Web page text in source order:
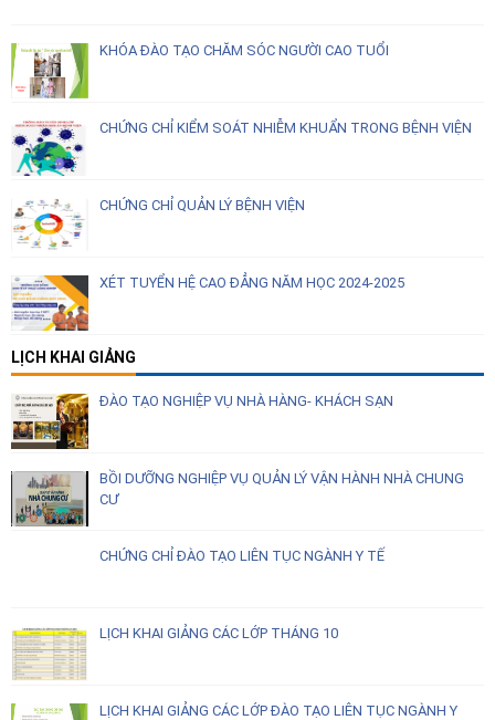
KHÓA ĐÀO TẠO CHĂM SÓC NGƯỜI CAO TUỔI
CHỨNG CHỈ KIỂM SOÁT NHIỄM KHUẨN TRONG BỆNH VIỆN
CHỨNG CHỈ QUẢN LÝ BỆNH VIỆN
XÉT TUYỂN HỆ CAO ĐẲNG NĂM HỌC 2024-2025
LỊCH KHAI GIẢNG
ĐÀO TẠO NGHIỆP VỤ NHÀ HÀNG- KHÁCH SẠN
BỒI DƯỠNG NGHIỆP VỤ QUẢN LÝ VẬN HÀNH NHÀ CHUNG
CƯ
CHỨNG CHỈ ĐÀO TẠO LIÊN TỤC NGÀNH Y TẾ
LỊCH KHAI GIẢNG CÁC LỚP THÁNG 10
LỊCH KHAI GIẢNG CÁC LỚP ĐÀO TẠO LIÊN TỤC NGÀNH Y